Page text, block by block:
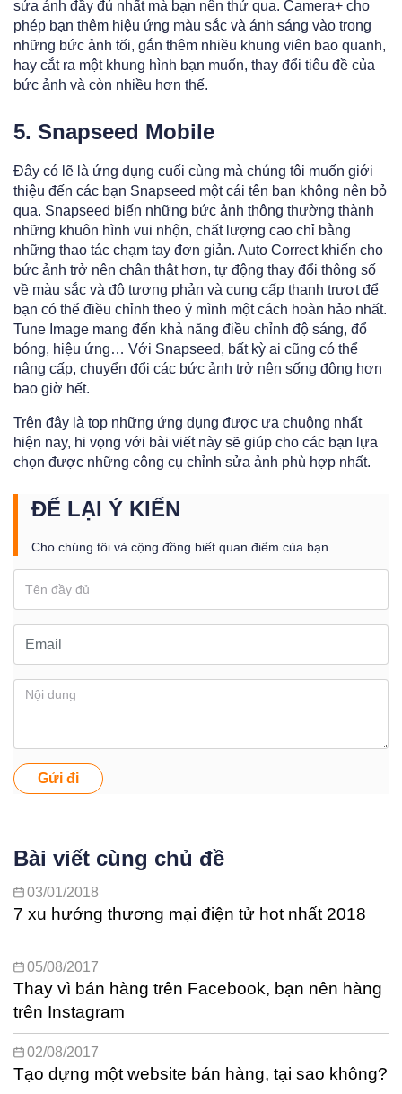
sửa ảnh đầy đủ nhất mà bạn nên thử qua. Camera+ cho
phép bạn thêm hiệu ứng màu sắc và ánh sáng vào trong
những bức ảnh tối, gắn thêm nhiều khung viên bao quanh,
hay cắt ra một khung hình bạn muốn, thay đổi tiêu đề của
bức ảnh và còn nhiều hơn thế.
5. Snapseed Mobile
Đây có lẽ là ứng dụng cuối cùng mà chúng tôi muốn giới
thiệu đến các bạn Snapseed một cái tên bạn không nên bỏ
qua. Snapseed biến những bức ảnh thông thường thành
những khuôn hình vui nhộn, chất lượng cao chỉ bằng
những thao tác chạm tay đơn giản. Auto Correct khiến cho
bức ảnh trở nên chân thật hơn, tự động thay đổi thông số
về màu sắc và độ tương phản và cung cấp thanh trượt để
bạn có thể điều chỉnh theo ý mình một cách hoàn hảo nhất.
Tune Image mang đến khả năng điều chỉnh độ sáng, đổ
bóng, hiệu ứng… Với Snapseed, bất kỳ ai cũng có thể
nâng cấp, chuyển đổi các bức ảnh trở nên sống động hơn
bao giờ hết.
Trên đây là top những ứng dụng được ưa chuộng nhất
hiện nay, hi vọng với bài viết này sẽ giúp cho các bạn lựa
chọn được những công cụ chỉnh sửa ảnh phù hợp nhất.
ĐỂ LẠI Ý KIẾN
Cho chúng tôi và cộng đồng biết quan điểm của bạn
Gửi đi
Bài viết cùng chủ đề
03/01/2018
7 xu hướng thương mại điện tử hot nhất 2018
05/08/2017
Thay vì bán hàng trên Facebook, bạn nên hàng
trên Instagram
02/08/2017
Tạo dựng một website bán hàng, tại sao không?